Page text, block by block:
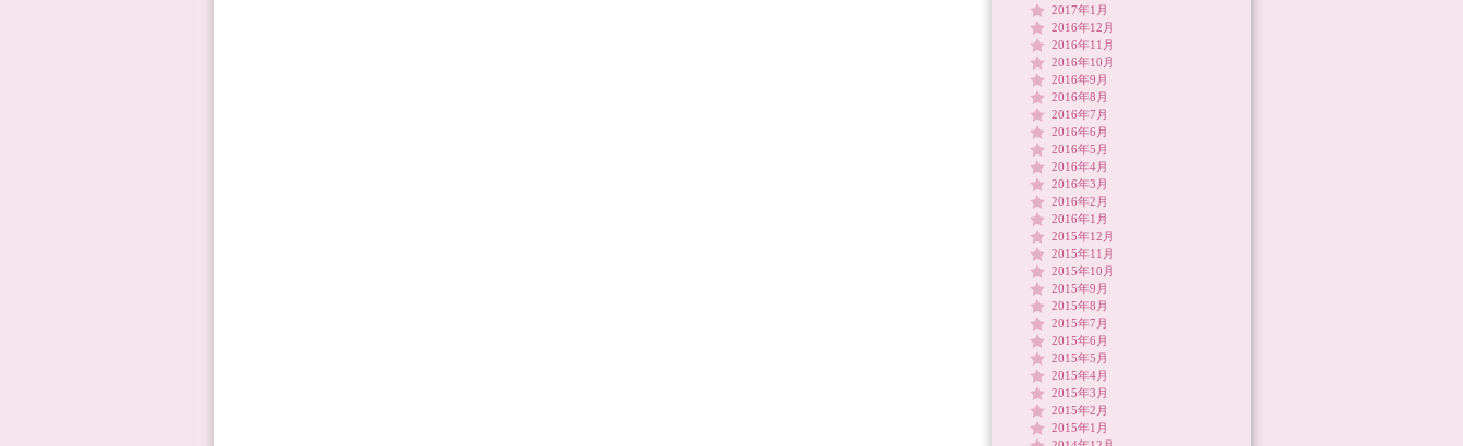
2017年1月
2016年12月
2016年11月
2016年10月
2016年9月
2016年8月
2016年7月
2016年6月
2016年5月
2016年4月
2016年3月
2016年2月
2016年1月
2015年12月
2015年11月
2015年10月
2015年9月
2015年8月
2015年7月
2015年6月
2015年5月
2015年4月
2015年3月
2015年2月
2015年1月